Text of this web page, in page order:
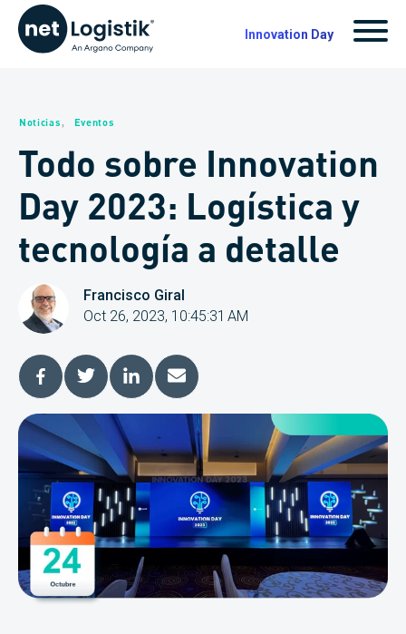
Innovation Day
Noticias , Eventos
Todo sobre Innovation
Day 2023: Logística y
tecnología a detalle
Francisco Giral
Oct 26, 2023, 10:45:31 AM